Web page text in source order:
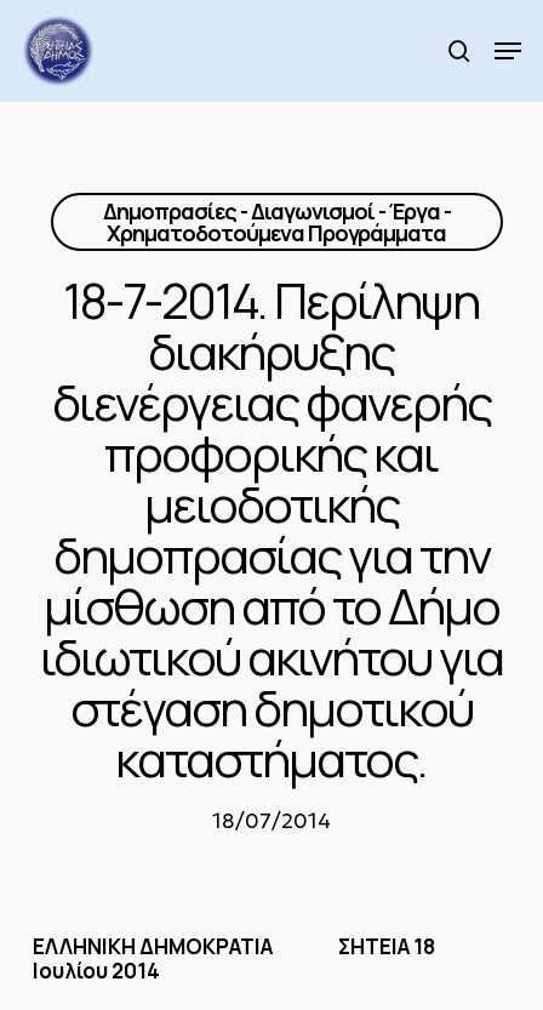
main
content
search
Δημοπρασίες - Διαγωνισμοί - Έργα -
Χρηματοδοτούμενα Προγράμματα
18-7-2014. Περίληψη
διακήρυξης
διενέργειας φανερής
προφορικής και
μειοδοτικής
δημοπρασίας για την
μίσθωση από το Δήμο
ιδιωτικού ακινήτου για
στέγαση δημοτικού
καταστήματος.
18/07/2014
ΕΛΛΗΝΙΚΗ ΔΗΜΟΚΡΑΤΙΑ ΣΗΤΕΙΑ 18
Ιουλίου 2014
Menu